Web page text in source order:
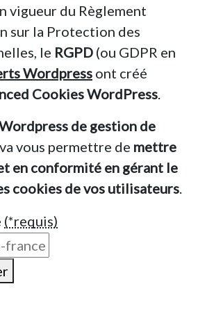
vigueur du Règlement
sur la Protection des
le RGPD (ou GDPR en
Wordpress ont créé
Cookies WordPress
de gestion de
va vous permettre de mettre
en conformité en gérant le
cookies de vos utilisateurs
(*requis)